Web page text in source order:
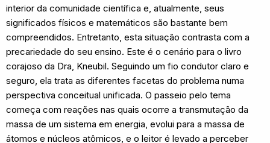
interior da comunidade científica e, atualmente, seus
significados físicos e matemáticos são bastante bem
compreendidos. Entretanto, esta situação contrasta com a
precariedade do seu ensino. Este é o cenário para o livro
corajoso da Dra, Kneubil. Seguindo um fio condutor claro e
seguro, ela trata as diferentes facetas do problema numa
perspectiva conceitual unificada. O passeio pelo tema
começa com reações nas quais ocorre a transmutação da
massa de um sistema em energia, evolui para a massa de
átomos e núcleos atômicos, e o leitor é levado a perceber